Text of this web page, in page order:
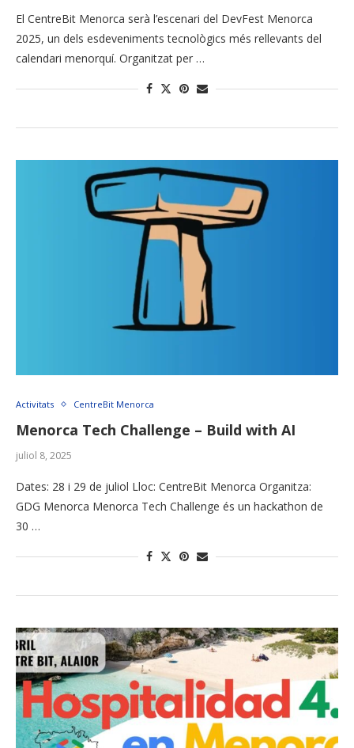
El CentreBit Menorca serà l’escenari del DevFest Menorca
2025, un dels esdeveniments tecnològics més rellevants del
calendari menorquí. Organitzat per …
Activitats CentreBit Menorca
Menorca Tech Challenge – Build with AI
juliol 8, 2025
Dates: 28 i 29 de juliol Lloc: CentreBit Menorca Organitza:
GDG Menorca Menorca Tech Challenge és un hackathon de
30 …